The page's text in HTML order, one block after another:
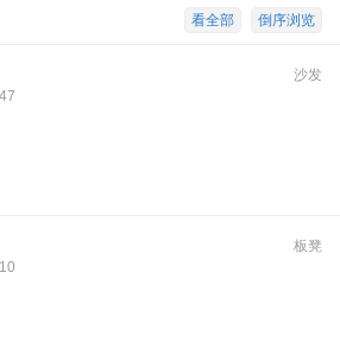
倒序浏览
看全部
沙发
板凳